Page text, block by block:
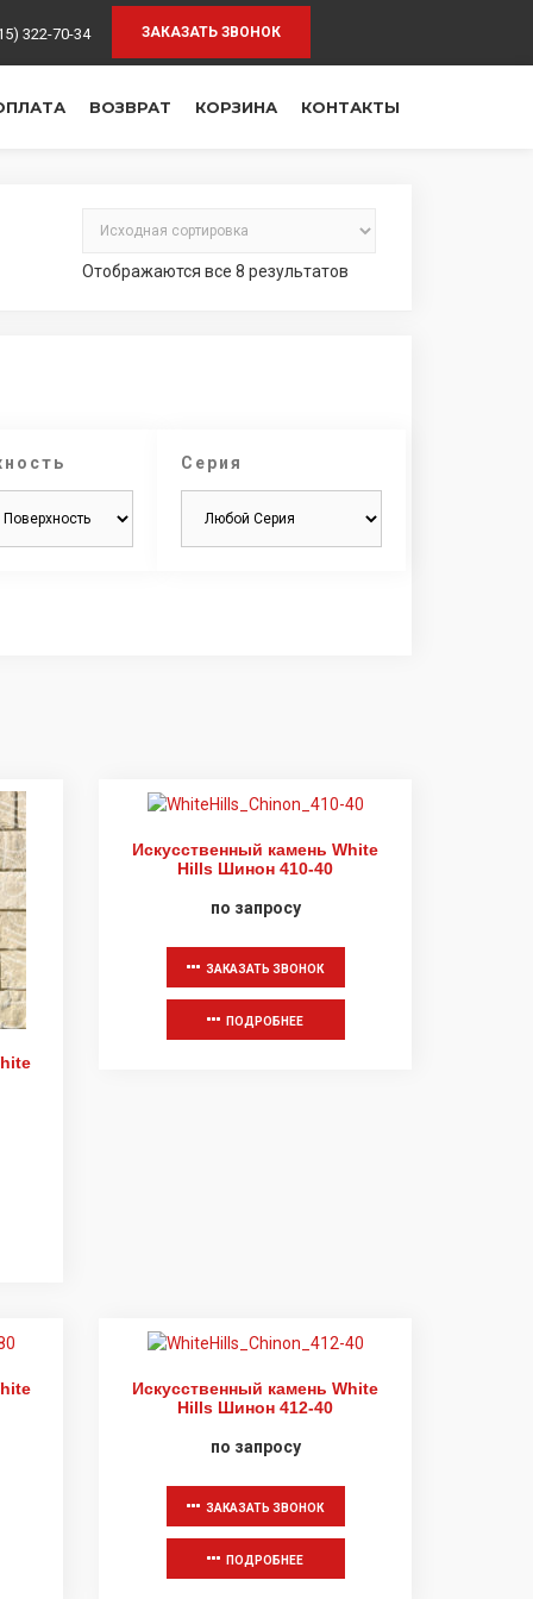
322-70-34
ВОЗВРАТ КОРЗИНА КОНТАКТЫ
Отображаются все 8 результатов
Серия
Искусственный камень White
Hills Шинон 410-40
по запросу
ЗАКАЗАТЬ ЗВОНОК
ПОДРОБНЕЕ
Искусственный камень White
Hills Шинон 412-40
по запросу
ЗАКАЗАТЬ ЗВОНОК
ПОДРОБНЕЕ